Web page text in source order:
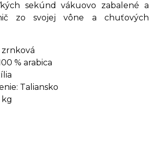
sekúnd vákuovo zabalené a
zo svojej vône a chuťových
zrnková
% arabica
Taliansko
kg